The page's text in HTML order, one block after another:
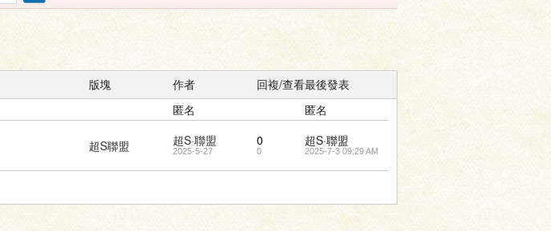
版塊 作者 回複/查看最後發表
匿名
匿名
超S聯盟 超S·聯盟
2025-5-27
0
0
超S·聯盟
2025-7-3 09:29 AM